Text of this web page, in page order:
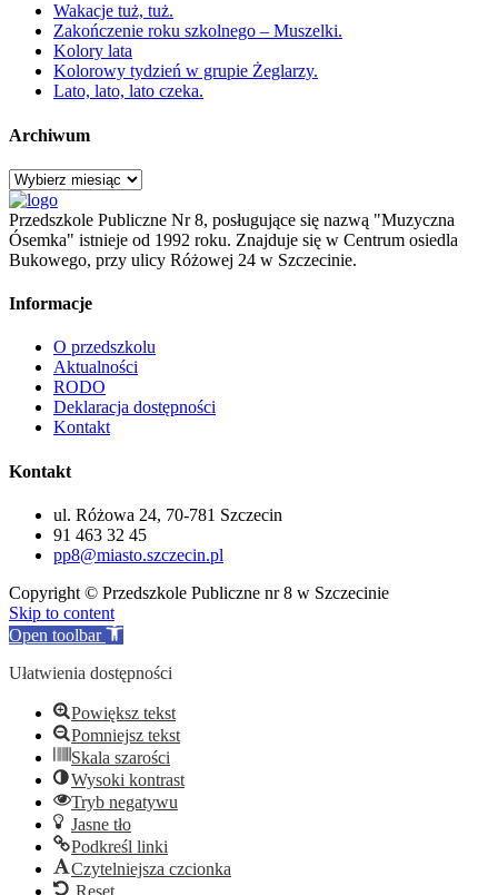
Wakacje tuż, tuż.
Zakończenie roku szkolnego – Muszelki.
Kolory lata
Kolorowy tydzień w grupie Żeglarzy.
Lato, lato, lato czeka.
Archiwum
Archiwum
Przedszkole Publiczne Nr 8, posługujące się nazwą "Muzyczna
Ósemka" istnieje od 1992 roku. Znajduje się w Centrum osiedla
Bukowego, przy ulicy Różowej 24 w Szczecinie.
Informacje
O przedszkolu
Aktualności
RODO
Deklaracja dostępności
Kontakt
Kontakt
ul. Różowa 24, 70-781 Szczecin
91 463 32 45
pp8@miasto.szczecin.pl
Copyright © Przedszkole Publiczne nr 8 w Szczecinie
Skip to content
Open toolbar
Ułatwienia dostępności
Powiększ tekst
Pomniejsz tekst
Skala szarości
Wysoki kontrast
Tryb negatywu
Jasne tło
Podkreśl linki
Czytelniejsza czcionka
Reset